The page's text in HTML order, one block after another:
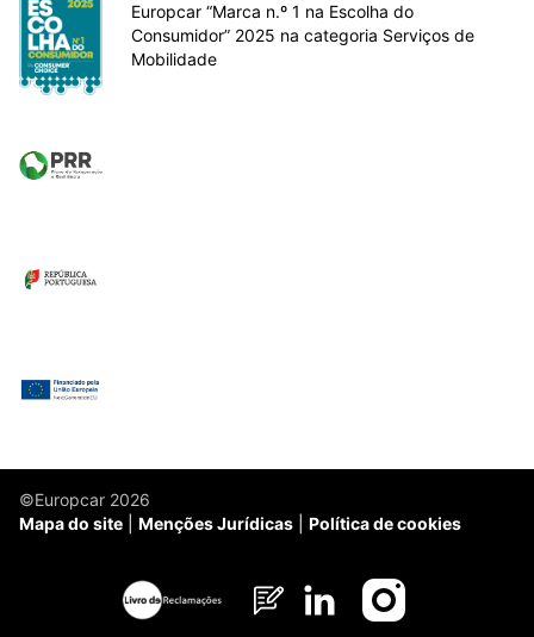
Europcar “Marca n.º 1 na Escolha do
Consumidor” 2025 na categoria Serviços de
Mobilidade
©Europcar 2026
Mapa do site
Menções Jurídicas Política de cookies